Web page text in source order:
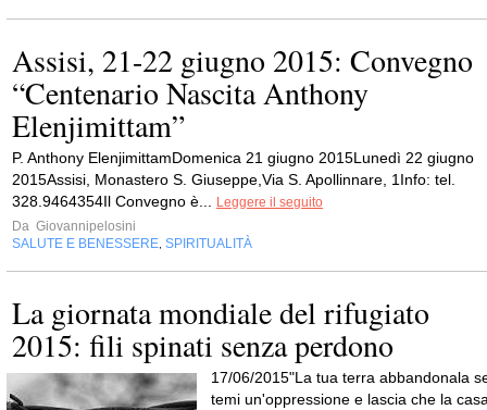
Assisi, 21-22 giugno 2015: Convegno
“Centenario Nascita Anthony
Elenjimittam”
P. Anthony ElenjimittamDomenica 21 giugno 2015Lunedì 22 giugno
2015Assisi, Monastero S. Giuseppe,Via S. Apollinnare, 1Info: tel.
328.9464354Il Convegno è...
Leggere il seguito
Da Giovannipelosini
SALUTE E BENESSERE SPIRITUALITÀ
La giornata mondiale del rifugiato
2015: fili spinati senza perdono
17/06/2015"La tua terra abbandonala
temi un'oppressione e lascia che la